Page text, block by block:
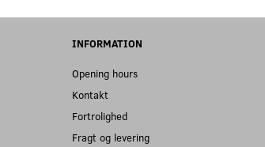
INFORMATION
Opening hours
Kontakt
Fortrolighed
Fragt og levering